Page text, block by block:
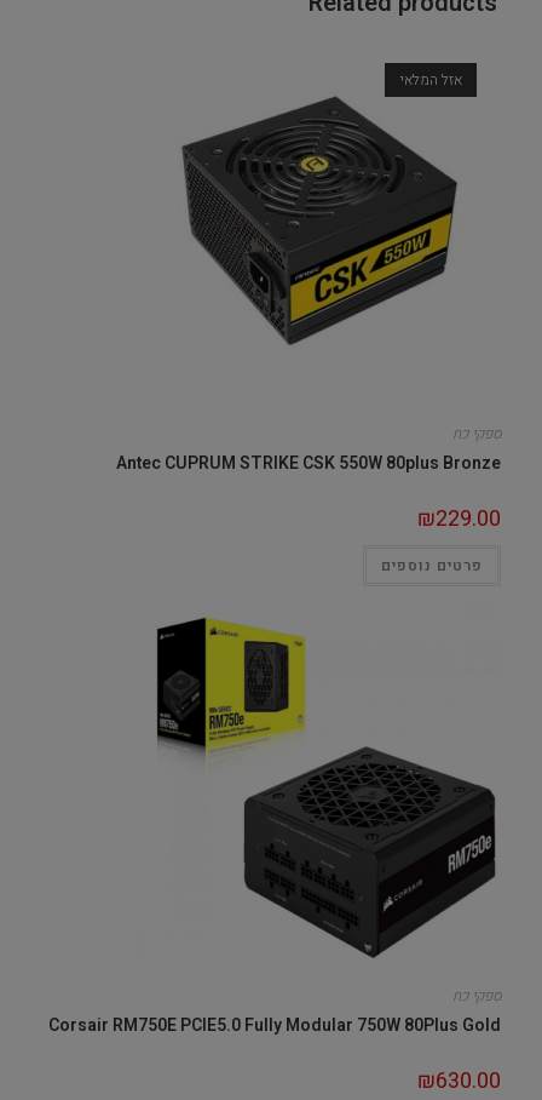
אזל המלאי
ספקי כח
Antec CUPRUM STRIKE CSK 550W 80plus Bronze
₪229.00
פרטים נוספים
ספקי כח
Corsair RM750E PCIE5.0 Fully Modular 750W 80Plus Gold
₪630.00